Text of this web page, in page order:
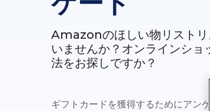
Amazonのほしい物リストリ
いませんか？オンラインシ
法をお探しですか？
ギフトカードを獲得するためにアン